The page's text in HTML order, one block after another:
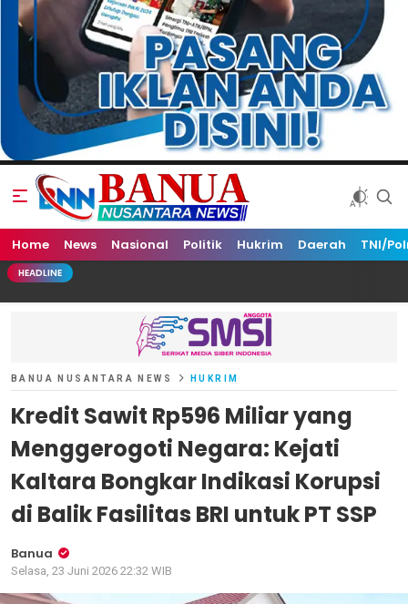
Banua Nusantara News
Home News Nasional Politik Hukrim Daerah TNI/
HEADLINE
BANUA NUSANTARA NEWS HUKRIM
Kredit Sawit Rp596 Miliar yang
Menggerogoti Negara: Kejati
Kaltara Bongkar Indikasi Korupsi
di Balik Fasilitas BRI untuk PT SSP
Banua
Selasa, 23 Juni 2026 22:32 WIB